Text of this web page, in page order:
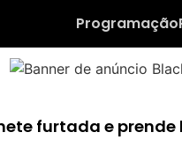
Programação
furtada e